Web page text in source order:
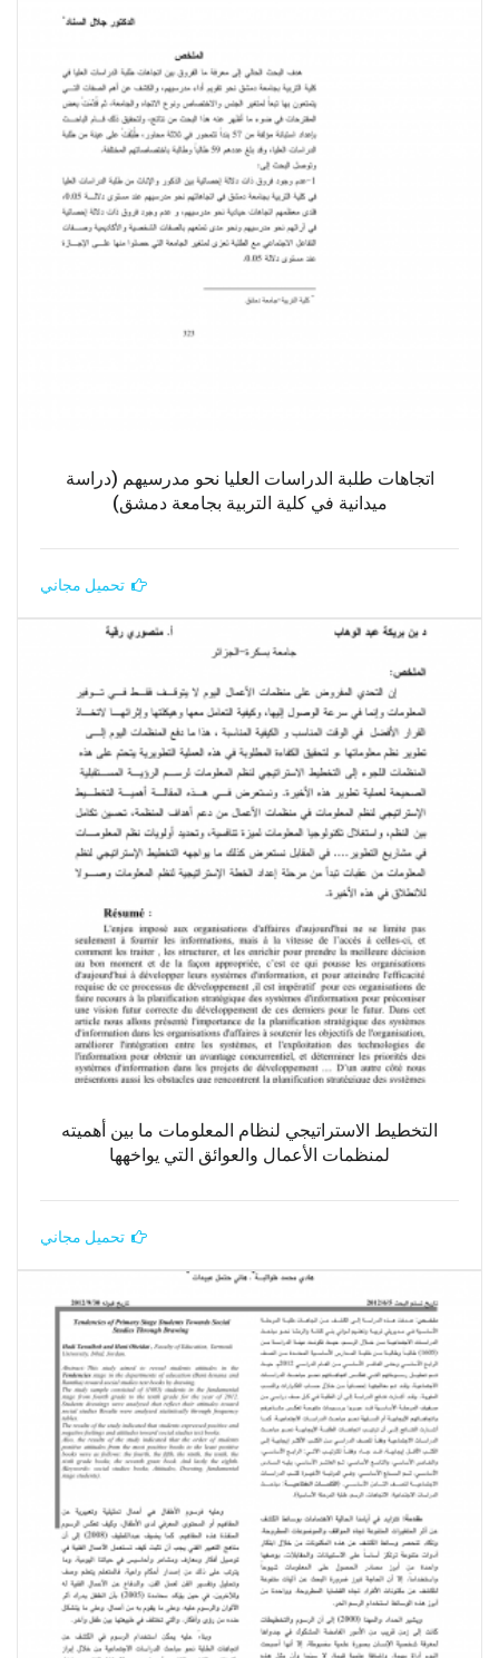
اتجاهات طلبة الدراسات العليا نحو مدرسيهم (دراسة
ميدانية في كلية التربية بجامعة دمشق)
تحميل مجاني
التخطيط الاستراتيجي لنظام المعلومات ما بين أهميته
لمنظمات الأعمال والعوائق التي يواخهها
تحميل مجاني